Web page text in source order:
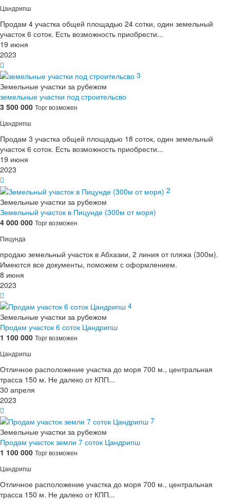
Цандрипш
Продам 4 участка общей площадью 24 сотки, один земельный
участок 6 соток. Есть возможность приобрести...
19 июня
2023
3
Земельные участки за рубежом
земельные участки под строительсво
3 500 000 Торг возможен
Цандрипш
Продам 3 участка общей площадью 18 соток, один земельный
участок 6 соток. Есть возможность приобрести...
19 июня
2023
2
Земельные участки за рубежом
Земельный участок в Пицунде (300м от моря)
4 000 000 Торг возможен
Пицунда
продаю земельный участок в Абхазии, 2 линия от пляжа (300м).
Имеются все документы, поможем с оформлением.
8 июня
2023
4
Земельные участки за рубежом
Продам участок 6 соток Цандрипш
1 100 000 Торг возможен
Цандрипш
Отличное расположение участка до моря 700 м., центральная
трасса 150 м. Не далеко от КПП...
30 апреля
2023
7
Земельные участки за рубежом
Продам участок земли 7 соток Цандрипш
1 100 000 Торг возможен
Цандрипш
Отличное расположение участка до моря 700 м., центральная
трасса 150 м. Не далеко от КПП...